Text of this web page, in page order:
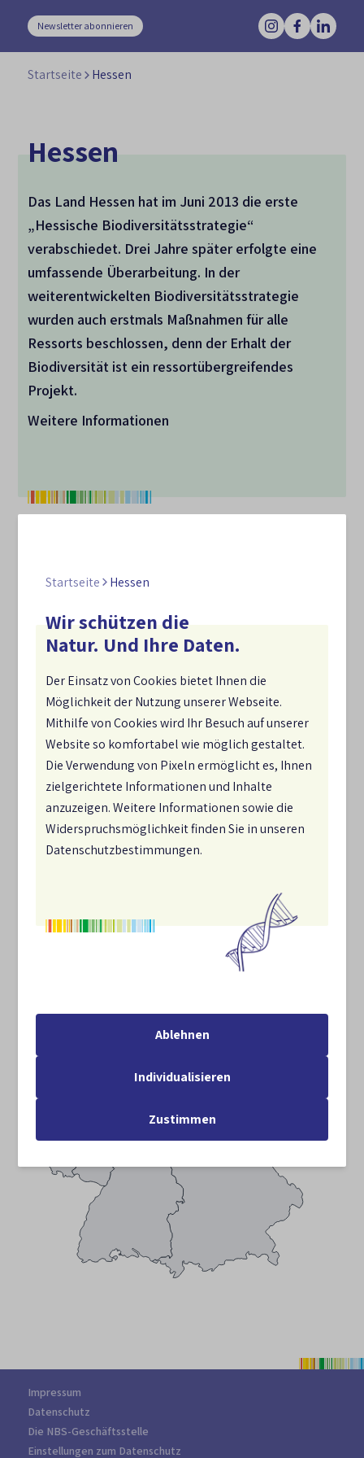
Startseite Hessen
Wir schützen die
Natur. Und Ihre Daten.
Der Einsatz von Cookies bietet Ihnen die
Möglichkeit der Nutzung unserer Webseite.
Mithilfe von Cookies wird Ihr Besuch auf unserer
Website so komfortabel wie möglich gestaltet.
Die Verwendung von Pixeln ermöglicht es, Ihnen
zielgerichtete Informationen und Inhalte
anzuzeigen. Weitere Informationen sowie die
Widerspruchsmöglichkeit finden Sie in unseren
Datenschutzbestimmungen.
Ablehnen
Individualisieren
Zustimmen
Newsletter abonnieren
Startseite Hessen
Hessen
Das Land Hessen hat im Juni 2013 die erste
„Hessische Biodiversitätsstrategie“
verabschiedet. Drei Jahre später erfolgte eine
umfassende Überarbeitung. In der
weiterentwickelten Biodiversitätsstrategie
wurden auch erstmals Maßnahmen für alle
Ressorts beschlossen, denn der Erhalt der
Biodiversität ist ein ressortübergreifendes
Projekt.
Weitere Informationen
Weitere Länderstrategien:
Alle Bundesländer haben eigene Strategien und
Programme zur biologischen Vielfalt entwickelt
Landesstrategien orientieren sich an den jeweiligen
ökologischen Gegebenheiten, rechtlichen
Rahmenbedingungen und politischen Prioritäten in
den Ländern. Die NBS 2030 kann für die
Weiterentwicklung der Landesstrategien wichtige
Orientierung und Impulse geben.
Über die Karte erhalten Sie einen Überblick über die
Strategien in den einzelnen Bundesländern.
Impressum
Datenschutz
Die NBS-Geschäftsstelle
Einstellungen zum Datenschutz